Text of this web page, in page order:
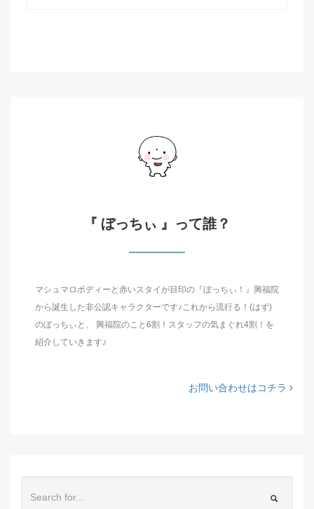
『 ぼっちぃ 』って誰？
マシュマロボディーと赤いスタイが目印の『ぼっちぃ！』興福院
から誕生した非公認キャラクターです♪これから流行る！(はず)
のぼっちぃと、 興福院のこと6割！スタッフの気まぐれ4割！を
紹介していきます♪
お問い合わせはコチラ